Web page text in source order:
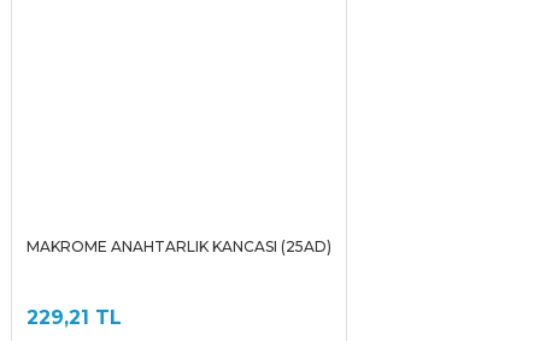
MAKROME ANAHTARLIK KANCASI (25AD)
229,21 TL